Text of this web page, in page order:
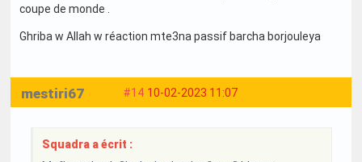
coupe de monde .
Ghriba w Allah w réaction mte3na passif barcha borjouleya
#14 10-02-2023 11:07
mestiri67
Squadra a écrit :